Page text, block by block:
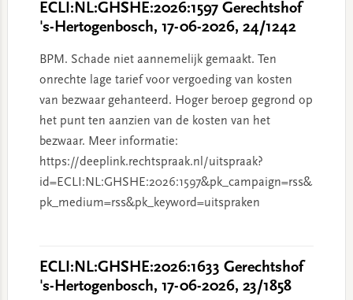
ECLI:NL:GHSHE:2026:1597 Gerechtshof
's-Hertogenbosch, 17-06-2026, 24/1242
BPM. Schade niet aannemelijk gemaakt. Ten
onrechte lage tarief voor vergoeding van kosten
van bezwaar gehanteerd. Hoger beroep gegrond op
het punt ten aanzien van de kosten van het
bezwaar. Meer informatie:
https://deeplink.rechtspraak.nl/uitspraak?
id=ECLI:NL:GHSHE:2026:1597&pk_campaign=rss&
pk_medium=rss&pk_keyword=uitspraken
ECLI:NL:GHSHE:2026:1633 Gerechtshof
's-Hertogenbosch, 17-06-2026, 23/1858